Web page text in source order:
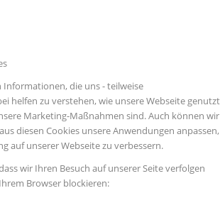
Informationen, die uns - teilweise
helfen zu verstehen, wie unsere Webseite genutzt
Marketing-Maßnahmen sind. Auch können wir
diesen Cookies unsere Anwendungen anpassen,
auf unserer Webseite zu verbessern.
wir Ihren Besuch auf unserer Seite verfolgen
Browser blockieren: